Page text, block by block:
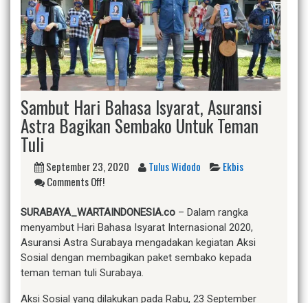
Sambut Hari Bahasa Isyarat, Asuransi
Astra Bagikan Sembako Untuk Teman
Tuli
September 23, 2020 Tulus Widodo
Ekbis
Comments Off!
SURABAYA_WARTAINDONESIA.co – Dalam rangka
menyambut Hari Bahasa Isyarat Internasional 2020,
Asuransi Astra Surabaya mengadakan kegiatan Aksi
Sosial dengan membagikan paket sembako kepada
teman teman tuli Surabaya.
Aksi Sosial yang dilakukan pada Rabu, 23 September